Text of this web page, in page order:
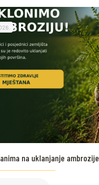
na uklanjanje ambrozije